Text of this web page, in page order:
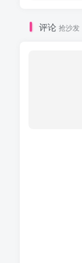
评论 抢沙发